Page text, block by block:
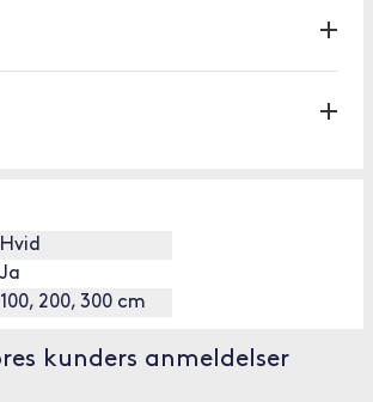
Hvid
Ja
100, 200, 300 cm
kunders anmeldelser